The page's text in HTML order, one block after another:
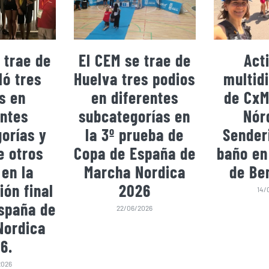
trae de
tres
en
y
otros
la
final
de
El CEM se trae de
Huelva tres podios
en diferentes
subcategorías en
la 3º prueba de
Copa de España de
Marcha Nordica
2026
22/06/2026
de
baño
de
14/